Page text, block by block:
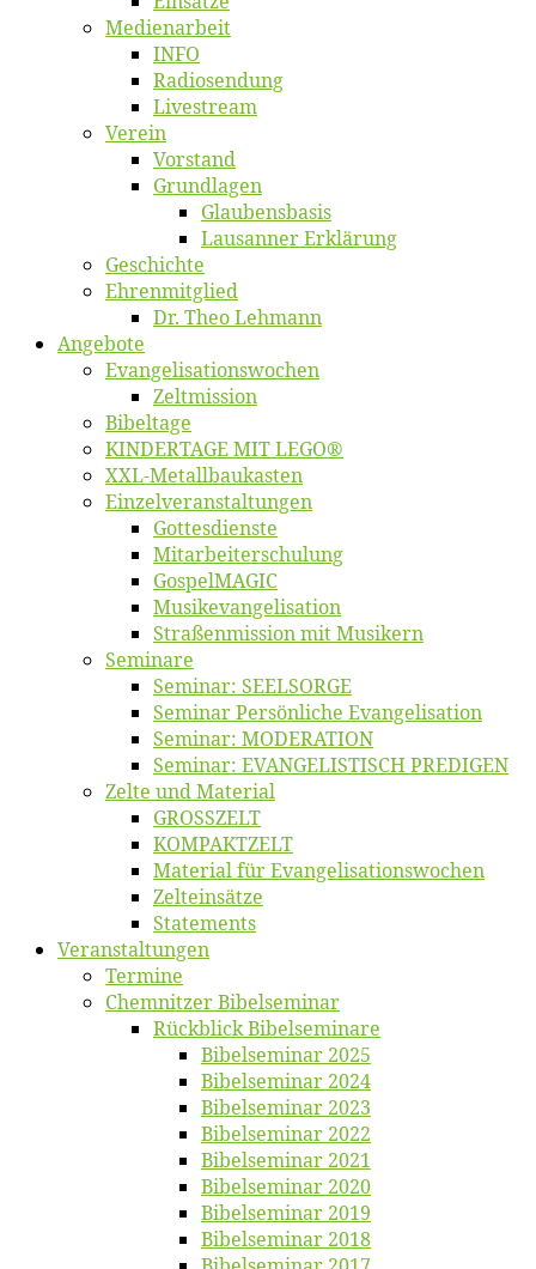
Me­di­en­ar­beit
INFO
Ra­dio­sen­dung
Live­stream
Ver­ein
Vor­stand
Grund­la­gen
Glaubens­ba­sis
Lausan­ner Erklärung
Ge­schich­te
Eh­ren­mit­glied
Dr. Theo Lehmann
An­ge­bo­te
Evangelisa­tions­wo­chen
Zelt­mis­si­on
Bi­bel­ta­ge
KINDERTAGE MIT LEGO®
XXL-Me­­tal­l­­bau­­kas­­ten
Einzelver­an­stal­tungen
Got­tes­diens­te
Mitarbeiter­schulung
Gos­pel­MA­GIC
Musikevan­ge­li­sa­tion
Straßenmis­sion mit Musikern
Se­mi­na­re
Se­mi­nar: SEELSORGE
Se­mi­nar Per­sön­li­che Evangelisation
Se­mi­nar: MODERATION
Se­mi­nar: EVANGELISTISCH PREDIGEN
Zel­te und Material
GROSSZELT
KOMPAKTZELT
Ma­te­ri­al für Evangelisationswochen
Zelt­ein­sät­ze
State­ments
Ver­an­stal­tun­gen
Ter­mi­ne
Chemnit­zer Bibelseminar
Rück­blick Bibelseminare
Bi­bel­se­mi­nar 2025
Bi­bel­se­mi­nar 2024
Bi­bel­se­mi­nar 2023
Bi­bel­se­mi­nar 2022
Bi­bel­se­mi­nar 2021
Bi­bel­se­mi­nar 2020
Bi­bel­se­mi­nar 2019
Bi­bel­se­mi­nar 2018